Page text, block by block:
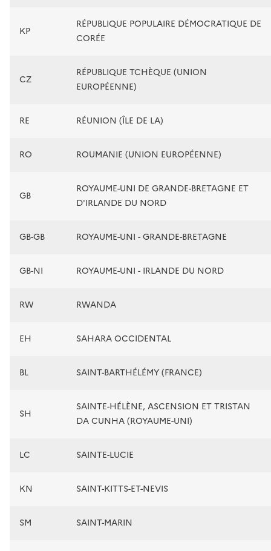
KP
RÉPUBLIQUE POPULAIRE DÉMOCRATIQUE DE
CORÉE
CZ
RÉPUBLIQUE TCHÈQUE (UNION
EUROPÉENNE)
RE RÉUNION (ÎLE DE LA)
RO ROUMANIE (UNION EUROPÉENNE)
GB
ROYAUME-UNI DE GRANDE-BRETAGNE ET
D'IRLANDE DU NORD
GB-GB ROYAUME-UNI - GRANDE-BRETAGNE
GB-NI ROYAUME-UNI - IRLANDE DU NORD
RW RWANDA
EH SAHARA OCCIDENTAL
BL SAINT-BARTHÉLÉMY (FRANCE)
SH
SAINTE-HÉLÈNE, ASCENSION ET TRISTAN
DA CUNHA (ROYAUME-UNI)
LC SAINTE-LUCIE
KN SAINT-KITTS-ET-NEVIS
SM SAINT-MARIN